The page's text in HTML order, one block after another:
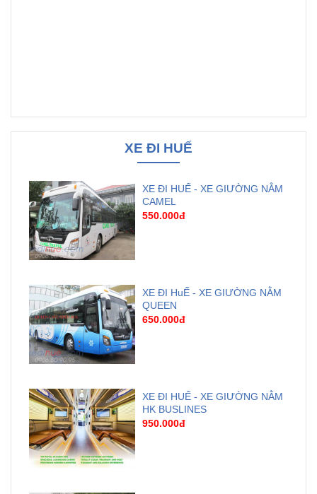
XE ĐI HUẾ
XE ĐI HUẾ - XE GIƯỜNG NẰM
CAMEL
550.000đ
XE ĐI HuẾ - XE GIƯỜNG NẰM
QUEEN
650.000đ
XE ĐI HUẾ - XE GIƯỜNG NẰM
HK BUSLINES
950.000đ